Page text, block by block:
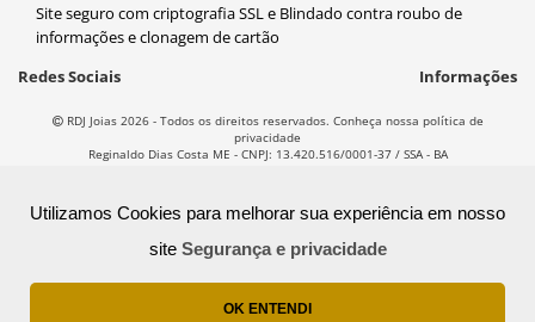
Site seguro com criptografia SSL e Blindado contra roubo de
informações e clonagem de cartão
Redes Sociais
Informações
RDJ Joias 2026 - Todos os direitos reservados. Conheça nossa política de
privacidade
Reginaldo Dias Costa ME - CNPJ: 13.420.516/0001-37 / SSA - BA
Utilizamos Cookies para melhorar sua experiência em nosso
site Segurança e privacidade
OK ENTENDI